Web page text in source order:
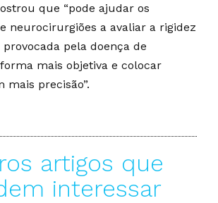
que “pode ajudar os
neurocirurgiões a avaliar a rigidez
pela doença de
mais objetiva e colocar
mais precisão”.
artigos que
interessar